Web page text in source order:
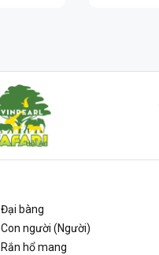
Đại bàng
Con người (Người)
Rắn hổ mang